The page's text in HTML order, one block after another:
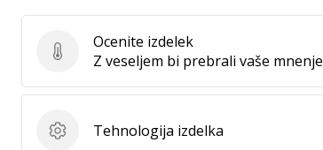
Ocenite izdelek
Ocenite izdelek
Z veseljem bi prebrali vaše mnenje
Tehnologija izdelka
Tehnologija izdelka